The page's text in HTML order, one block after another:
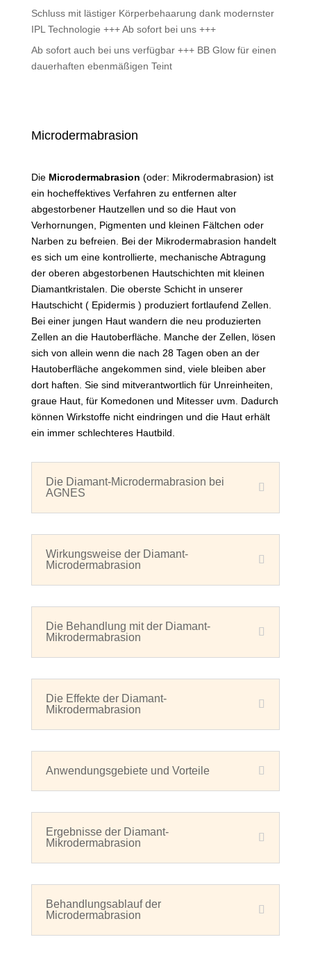
Schluss mit lästiger Körperbehaarung dank modernster
IPL Technologie +++ Ab sofort bei uns +++
Ab sofort auch bei uns verfügbar +++ BB Glow für einen
dauerhaften ebenmäßigen Teint
Microdermabrasion
Die Microdermabrasion (oder: Mikrodermabrasion) ist
ein hocheffektives Verfahren zu entfernen alter
abgestorbener Hautzellen und so die Haut von
Verhornungen, Pigmenten und kleinen Fältchen oder
Narben zu befreien. Bei der Mikrodermabrasion handelt
es sich um eine kontrollierte, mechanische Abtragung
der oberen abgestorbenen Hautschichten mit kleinen
Diamantkristalen. Die oberste Schicht in unserer
Hautschicht ( Epidermis ) produziert fortlaufend Zellen.
Bei einer jungen Haut wandern die neu produzierten
Zellen an die Hautoberfläche. Manche der Zellen, lösen
sich von allein wenn die nach 28 Tagen oben an der
Hautoberfläche angekommen sind, viele bleiben aber
dort haften. Sie sind mitverantwortlich für Unreinheiten,
graue Haut, für Komedonen und Mitesser uvm. Dadurch
können Wirkstoffe nicht eindringen und die Haut erhält
ein immer schlechteres Hautbild.
Die Diamant-Microdermabrasion bei
AGNES
Wirkungsweise der Diamant-
Microdermabrasion
Die Behandlung mit der Diamant-
Mikrodermabrasion
Die Effekte der Diamant-
Mikrodermabrasion
Anwendungsgebiete und Vorteile
Ergebnisse der Diamant-
Mikrodermabrasion
Behandlungsablauf der
Microdermabrasion